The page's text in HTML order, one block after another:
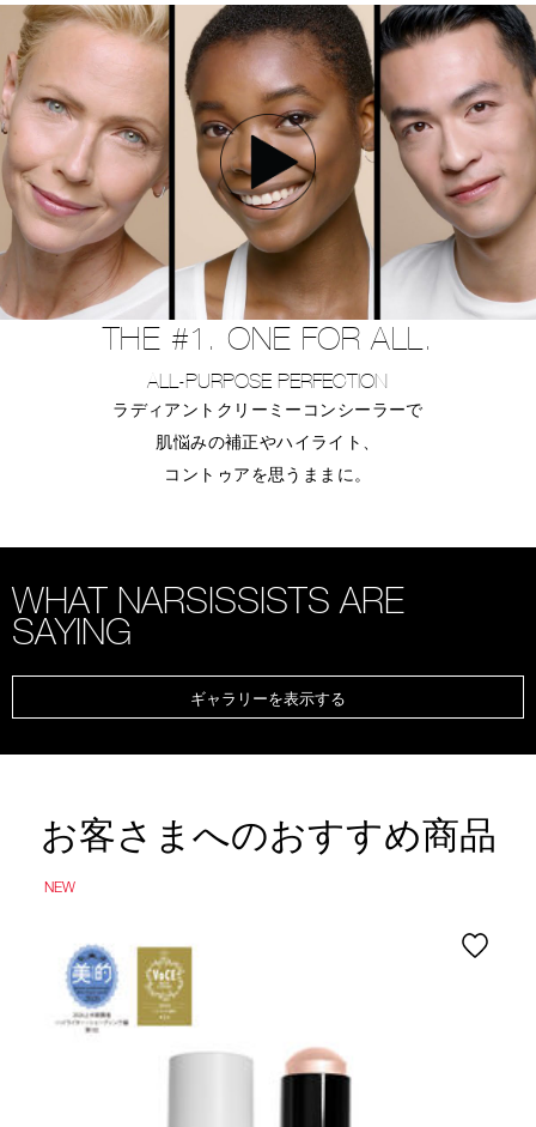
THE #1. ONE FOR ALL.
ALL-PURPOSE PERFECTION
ラディアントクリーミーコンシーラーで
肌悩みの補正やハイライト、
コントゥアを思うままに。
WHAT NARSISSISTS ARE
SAYING
ギャラリーを表示する
お客さまへのおすすめ商品
NEW